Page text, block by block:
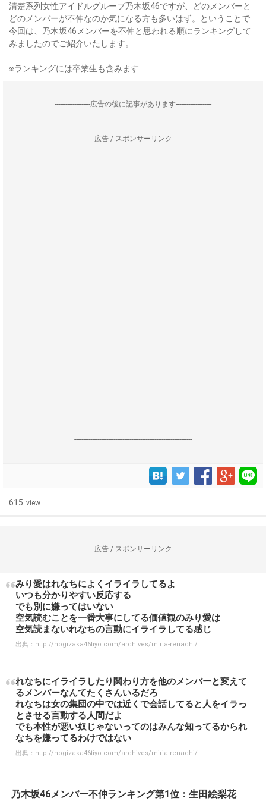
清楚系列女性アイドルグループ乃木坂46ですが、どのメンバーと
どのメンバーが不仲なのか気になる方も多いはず。ということで
今回は、乃木坂46メンバーを不仲と思われる順にランキングして
みましたのでご紹介いたします。
※ランキングには卒業生も含みます
--------------------広告の後に記事があります--------------------
広告 / スポンサーリンク
------------------------------------------------------------------
615 view
広告 / スポンサーリンク
みり愛はれなちによくイライラしてるよ
いつも分かりやすい反応する
でも別に嫌ってはいない
空気読むことを一番大事にしてる価値観のみり愛は
空気読まないれなちの言動にイライラしてる感じ
出典： http://nogizaka46tiyo.com/archives/miria-renachi/
れなちにイライラしたり関わり方を他のメンバーと変えて
るメンバーなんてたくさんいるだろ
れなちは女の集団の中では近くで会話してると人をイラっ
とさせる言動する人間だよ
でも本性が悪い奴じゃないってのはみんな知ってるかられ
なちを嫌ってるわけではない
出典： http://nogizaka46tiyo.com/archives/miria-renachi/
乃木坂46メンバー不仲ランキング第1位：生田絵梨花